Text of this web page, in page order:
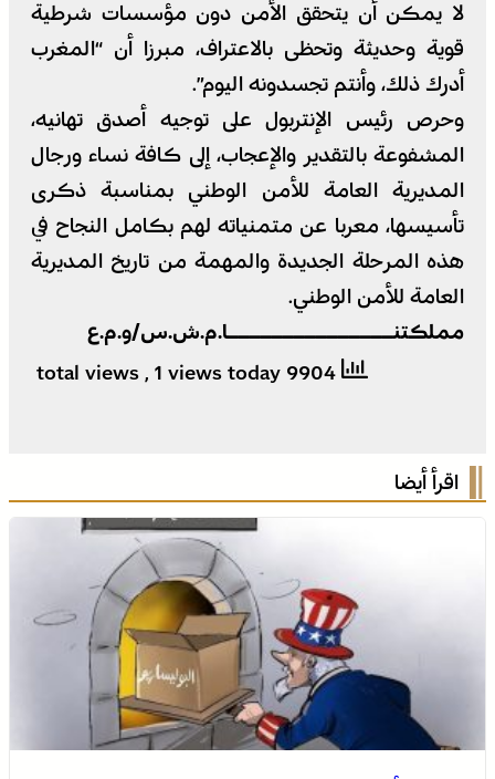
لا يمكن أن يتحقق الأمن دون مؤسسات شرطية
قوية وحديثة وتحظى بالاعتراف، مبرزا أن “المغرب
أدرك ذلك، وأنتم تجسدونه اليوم”.
وحرص رئيس الإنتربول على توجيه أصدق تهانيه،
المشفوعة بالتقدير والإعجاب، إلى كافة نساء ورجال
المديرية العامة للأمن الوطني بمناسبة ذكرى
تأسيسها، معربا عن متمنياته لهم بكامل النجاح في
هذه المرحلة الجديدة والمهمة من تاريخ المديرية
العامة للأمن الوطني.
مملكتنـــــــــــــــا.م.ش.س/و.م.ع
, 1 views today
اقرأ أيضا